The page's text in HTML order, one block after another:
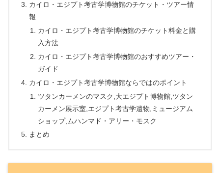
カイロ・エジプト考古学博物館のチケット・ツアー情
報
カイロ・エジプト考古学博物館のチケット料金と購
入方法
カイロ・エジプト考古学博物館のおすすめツアー・
ガイド
カイロ・エジプト考古学博物館ならではのポイント
ツタンカーメンのマスク,大エジプト博物館,ツタン
カーメン展示室,エジプト考古学遺物,ミュージアム
ショップ,ムハンマド・アリー・モスク
まとめ